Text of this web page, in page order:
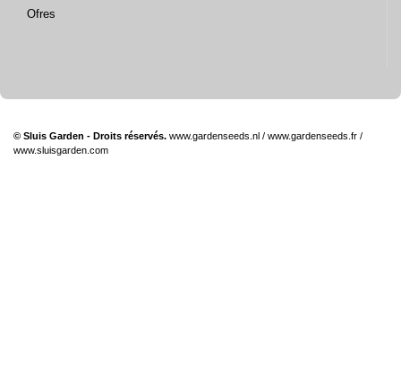
Ofres
© Sluis Garden - Droits réservés. www.gardenseeds.nl / www.gardenseeds.fr /
www.sluisgarden.com